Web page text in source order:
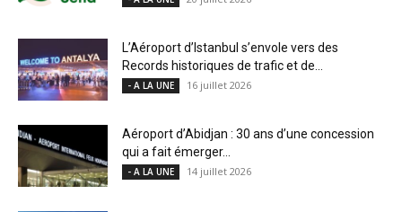
L’Aéroport d’Istanbul s’envole vers des
Records historiques de trafic et de...
- A LA UNE 16 juillet 2026
Aéroport d’Abidjan : 30 ans d’une concession
qui a fait émerger...
- A LA UNE 14 juillet 2026